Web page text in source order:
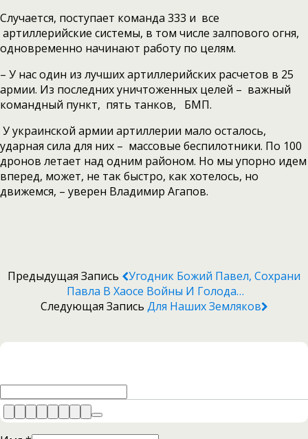
Случается, поступает команда 333 и все
артиллерийские системы, в том числе залпового огня,
одновременно начинают работу по целям.
– У нас один из лучших артиллерийских расчетов в 25
армии. Из последних уничтоженных целей – важный
командный пункт, пять танков, БМП.
У украинской армии артиллерии мало осталось,
ударная сила для них – массовые беспилотники. По 100
дронов летает над одним районом. Но мы упорно идем
вперед, может, не так быстро, как хотелось, но
движемся, – уверен Владимир Агапов.
Предыдущая Запись
Угодник Божий Павел, Сохрани
Павла В Хаосе Войны И Голода…
Следующая Запись Для Наших Земляков